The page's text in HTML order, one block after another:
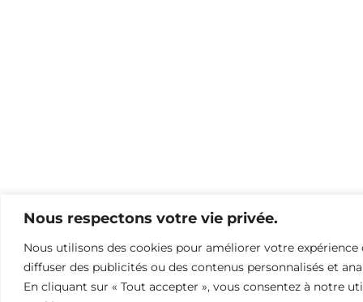
Nous respectons votre vie privée.
Nous utilisons des cookies pour améliorer votre expérience
diffuser des publicités ou des contenus personnalisés et
En cliquant sur « Tout accepter », vous consentez à notre